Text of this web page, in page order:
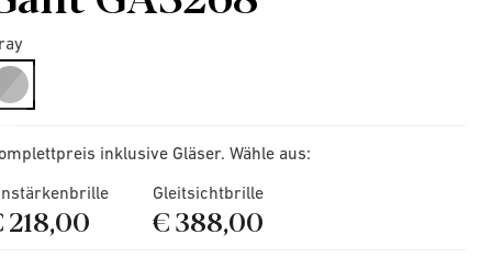
selected
inklusive Gläser. Wähle aus:
218,00
Gleitsichtbrille
€ 388,00